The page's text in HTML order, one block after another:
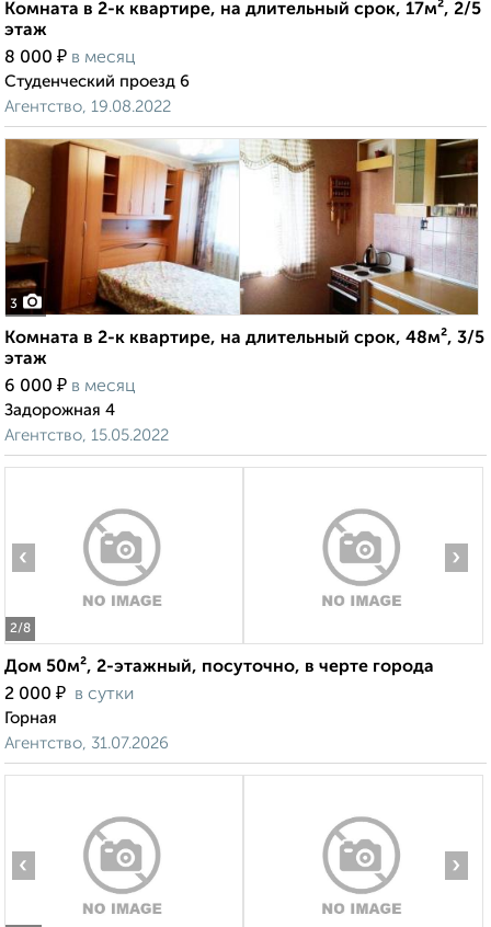
Комната в 2-к квартире, на длительный срок, 17м², 2/5
этаж
8 000 ₽ в месяц
Студенческий проезд 6
Агентство, 19.08.2022
3
Комната в 2-к квартире, на длительный срок, 48м², 3/5
этаж
6 000 ₽ в месяц
Задорожная 4
Агентство, 15.05.2022
2/8
‹ ›
Дом 50м², 2-этажный, посуточно, в черте города
2 000 ₽ в сутки
Горная
Агентство, 31.07.2026
‹ ›